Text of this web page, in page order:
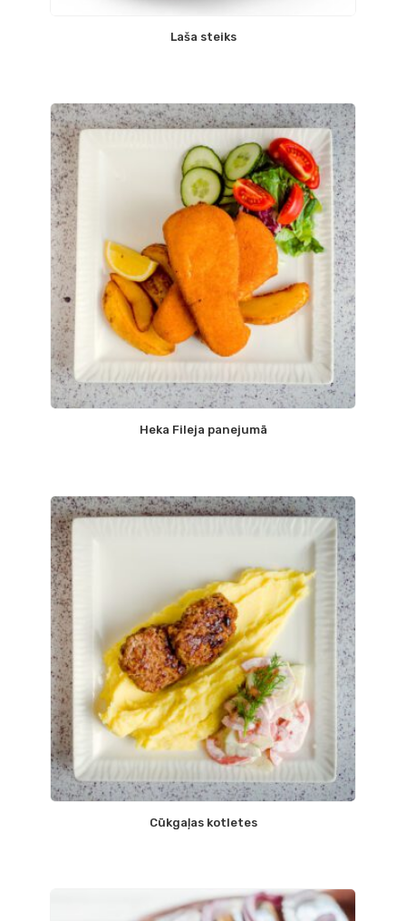
Laša steiks
Heka Fileja panejumā
Cūkgaļas kotletes